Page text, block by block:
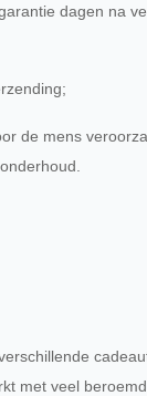
dagen na
de mens
met veel